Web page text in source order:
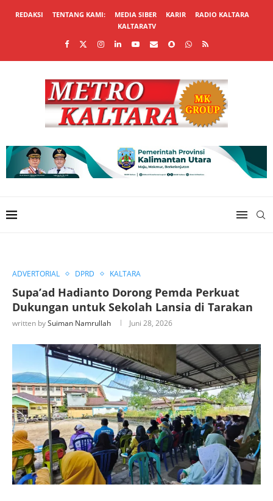
REDAKSI TENTANG KAMI: MEDIA SIBER KARIR
RADIO KALTARA
KALTARATV
ADVERTORIAL DPRD KALTARA
Supa’ad Hadianto Dorong Pemda Perkuat
Dukungan untuk Sekolah Lansia di Tarakan
written bySuiman Namrullah Juni 28, 2026